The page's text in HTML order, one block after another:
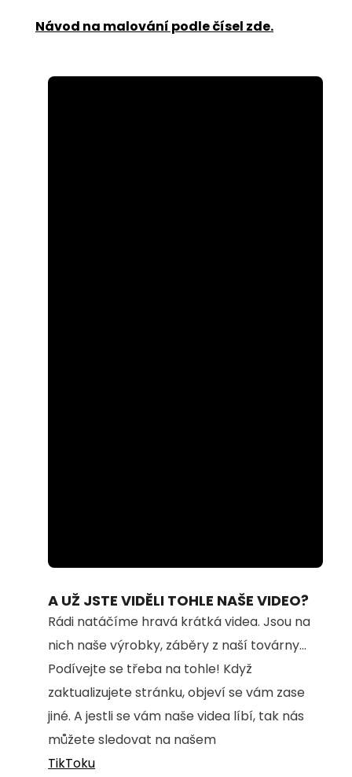
Návod na malování podle čísel zde.
100.00%
A UŽ JSTE VIDĚLI TOHLE NAŠE VIDEO?
Rádi natáčíme hravá krátká videa. Jsou na
nich naše výrobky, záběry z naší továrny...
Podívejte se třeba na tohle! Když
zaktualizujete stránku, objeví se vám zase
jiné. A jestli se vám naše videa líbí, tak nás
můžete sledovat na našem
TikToku